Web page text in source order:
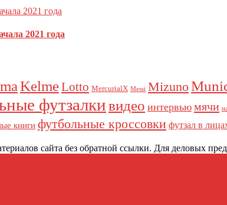
2021 года
KelmeLotto MercurialX Messi Mizuno
футзалкивидео интервью мячи
книги футбольные кроссовки футзал в
сайта без обратной ссылки. Для деловых